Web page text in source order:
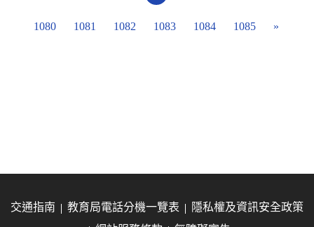
1080 1081 1082 1083 1084 1085 »
交通指南 教育局電話分機一覽表
隱私權及資訊安全政策